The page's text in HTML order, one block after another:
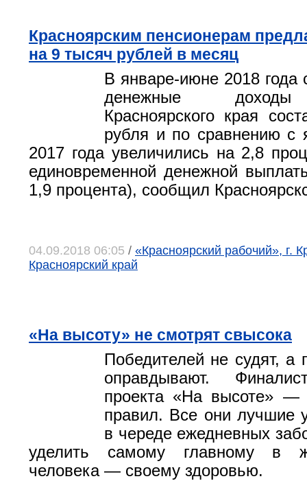
Красноярским пенсионерам
на 9 тысяч рублей в месяц
В январе-июне 2018 года
денежные доходы
Красноярского края
рубля и по сравнению с
2017 года увеличились на 2,8
единовременной денежной
1,9 процента), сообщил
04.09.2018 06:05 / «Красноярский рабочий», г.
Красноярский край
«На высоту» не смотрят свысока
Победителей не судят, а
оправдывают.
проекта «На высоте» —
правил. Все они лучшие
в череде ежедневных
уделить самому главному в
человека — своему здоровью.